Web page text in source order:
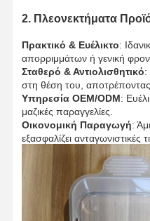
2. Πλεονεκτήματα
Πρακτικό & Ευέλικτο:
απορριμμάτων ή γενική
Σταθερό & Αντιολισθητικό:
στη θέση του,
Υπηρεσία OEM/ODM:
μαζικές παραγγελίες.
Οικονομική Παραγωγή:
εξασφαλίζει ανταγωνιστικές